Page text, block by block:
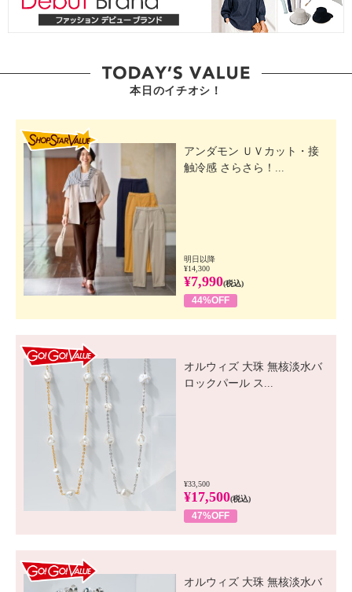
本日のイチオシ！
アンダモン ＵＶカット・接
触冷感 さらさら！...
明日以降
¥14,300
¥7,990(税込)
44%OFF
オルウィズ 大珠 無核淡水バ
ロックパール ス...
¥33,500
¥17,500(税込)
47%OFF
オルウィズ 大珠 無核淡水バ